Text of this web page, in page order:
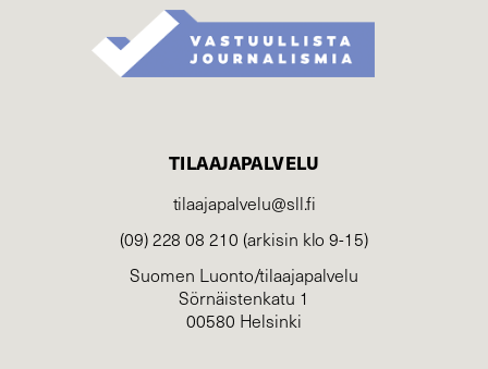
TILAAJAPALVELU
tilaajapalvelu@sll.fi
(09) 228 08 210 (arkisin klo 9-15)
Suomen Luonto/tilaajapalvelu
Sörnäistenkatu 1
00580 Helsinki